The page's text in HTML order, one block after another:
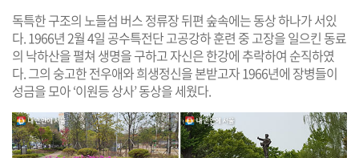
독특한 구조의 노들섬 버스 정류장 뒤편 숲속에는 동상 하나가 서있
다. 1966년 2월 4일 공수특전단 고공강하 훈련 중 고장을 일으킨 동료
의 낙하산을 펼쳐 생명을 구하고 자신은 한강에 추락하여 순직하였
다. 그의 숭고한 전우애와 희생정신을 본받고자 1966년에 장병들이
성금을 모아 ‘이원등 상사’ 동상을 세웠다.